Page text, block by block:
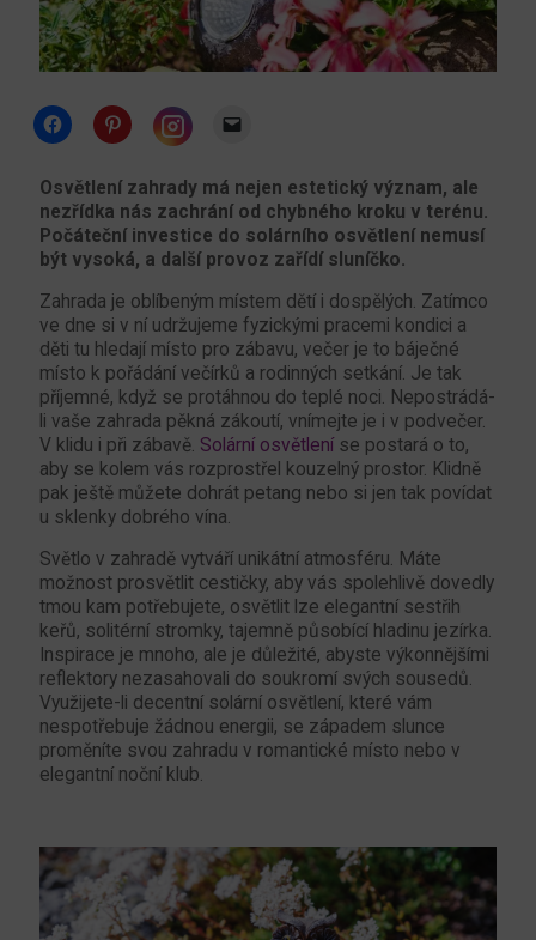
Click
to
Facebook
(Opens
in
new
window)
Click
to
Pinterest
(Opens
in
new
window)
share
on
Instagram
(Opens
in
new
link
to
a
friend
(Opens
in
window)
Osvětlení zahrady má nejen estetický význam, ale
nezřídka nás zachrání od chybného kroku v terénu.
Počáteční investice do solárního osvětlení nemusí
být vysoká, a další provoz zařídí sluníčko.
Zahrada je oblíbeným místem dětí i dospělých. Zatímco
ve dne si v ní udržujeme fyzickými pracemi kondici a
děti tu hledají místo pro zábavu, večer je to báječné
místo k pořádání večírků a rodinných setkání. Je tak
příjemné, když se protáhnou do teplé noci. Nepostrádá-
li vaše zahrada pěkná zákoutí, vnímejte je i v podvečer.
V klidu i při zábavě. Solární osvětlení se postará o to,
aby se kolem vás rozprostřel kouzelný prostor. Klidně
pak ještě můžete dohrát petang nebo si jen tak povídat
u sklenky dobrého vína.
Světlo v zahradě vytváří unikátní atmosféru. Máte
možnost prosvětlit cestičky, aby vás spolehlivě dovedly
tmou kam potřebujete, osvětlit lze elegantní sestřih
keřů, solitérní stromky, tajemně působící hladinu jezírka.
Inspirace je mnoho, ale je důležité, abyste výkonnějšími
reflektory nezasahovali do soukromí svých sousedů.
Využijete-li decentní solární osvětlení, které vám
nespotřebuje žádnou energii, se západem slunce
proměníte svou zahradu v romantické místo nebo v
elegantní noční klub.